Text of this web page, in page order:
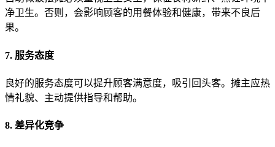
净卫生。否则，会影响顾客的用餐体验和健康，带来不良后
果。
7. 服务态度
良好的服务态度可以提升顾客满意度，吸引回头客。摊主应热
情礼貌、主动提供指导和帮助。
8. 差异化竞争